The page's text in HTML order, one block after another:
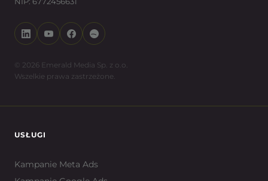
© 2026 Emerald Media Sp. z o.o.
Wszelkie prawa zastrzeżone.
USŁUGI
Kampanie Meta Ads